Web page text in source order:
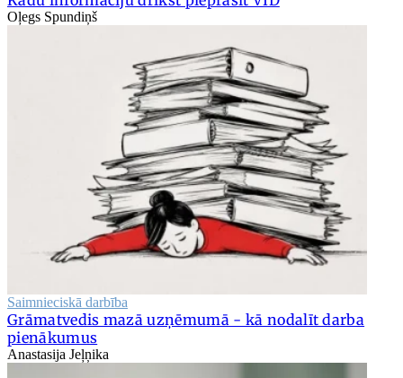
Oļegs Spundiņš
Saimnieciskā darbība
Grāmatvedis mazā uzņēmumā - kā nodalīt darba
pienākumus
Anastasija Jeļņika